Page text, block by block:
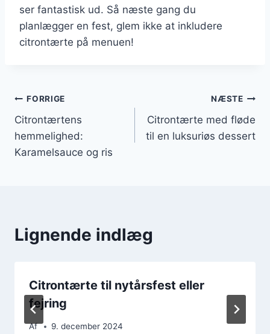
ser fantastisk ud. Så næste gang du
planlægger en fest, glem ikke at inkludere
citrontærte på menuen!
Indlægsnavigation
FORRIGE
Citrontærtens
hemmelighed:
Karamelsauce og ris
NÆSTE
Citrontærte med fløde
til en luksuriøs dessert
Lignende indlæg
Citrontærte til nytårsfest eller
fejring
Af 9. december 2024